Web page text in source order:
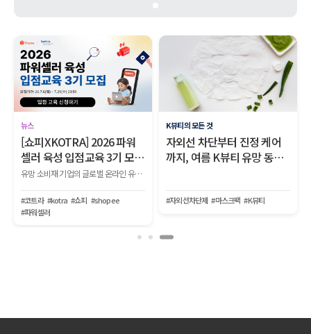
글로벌 셀링 A to Z
쇼피 셀러라면 반드시 알아
야 할, 2026년 7월 글로벌 이
커머스 트렌드
#할랄 #브라질진출
#해외온라인플랫폼활용지원사업
쇼피 셀링 A to Z
쇼피 반품·환불 요청, 당황하
지 않는 대응 가이드
#반품 #환불 #CS